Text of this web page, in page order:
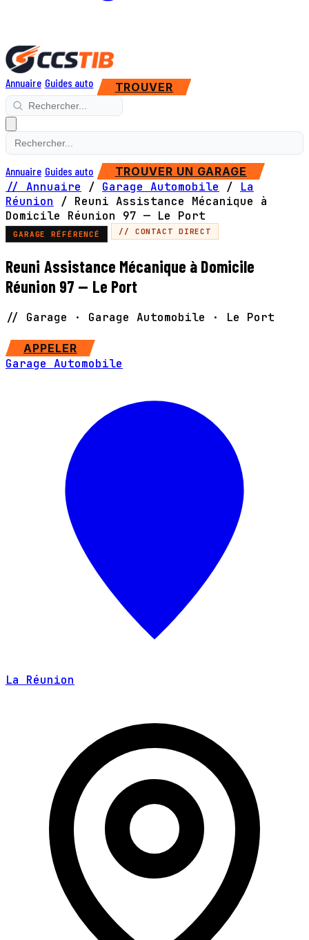
Annuaire Guides auto TROUVER
Annuaire Guides auto TROUVER UN GARAGE
// Annuaire / Garage Automobile /
La
Réunion
/ Reuni Assistance Mécanique à
Domicile Réunion 97 — Le Port
GARAGE RÉFÉRENCÉ // CONTACT DIRECT
Reuni Assistance Mécanique à Domicile
Réunion 97 — Le Port
// Garage · Garage Automobile · Le Port
APPELER
Garage Automobile
La Réunion